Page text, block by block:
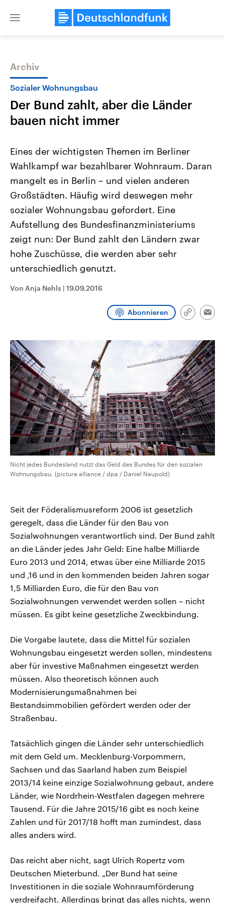
Close
Themen
Landtagswahl Sachsen-Anhalt
2026
Alle Informationen
Sachsen-Anhalt wählt am 6.
September 2026 einen neuen
Landtag. Seit 2021 wird das
Bundesland von einer Koalition aus
CDU, SPD und FDP regiert.-
Umfragen, Prognosen,
Wahlprogramme, aktuelle Berichte
und Hintergründe zu den Parteien
und Kandidaten der anstehenden
Wahl.
USA
Aktuelle Beiträge,
Wirtschaftlich und
gehören die Vereinigten
den mächtigsten Ländern
mit großem Einfluss auf
Sendungen Programm Podcasts
Archiv
Sozialer Wohnungsbau
Der Bund zahlt, aber die Länder
bauen nicht immer
Eines der wichtigsten Themen im Berliner
Wahlkampf war bezahlbarer Wohnraum. Daran
mangelt es in Berlin – und vielen anderen
Großstädten. Häufig wird deswegen mehr
sozialer Wohnungsbau gefordert. Eine
Aufstellung des Bundesfinanzministeriums
zeigt nun: Der Bund zahlt den Ländern zwar
hohe Zuschüsse, die werden aber sehr
unterschiedlich genutzt.
Von Anja Nehls | 19.09.2016
Abonnieren
Link
Nicht jedes Bundesland nutzt das Geld des Bundes für den sozialen
Wohnungsbau. (picture alliance / dpa / Daniel Naupold)
Seit der Föderalismusreform 2006 ist gesetzlich
geregelt, dass die Länder für den Bau von
Sozialwohnungen verantwortlich sind. Der Bund zahlt
an die Länder jedes Jahr Geld: Eine halbe Milliarde
Euro 2013 und 2014, etwas über eine Milliarde 2015
und ‚16 und in den kommenden beiden Jahren sogar
1,5 Milliarden Euro, die für den Bau von
Sozialwohnungen verwendet werden sollen – nicht
müssen. Es gibt keine gesetzliche Zweckbindung.
Die Vorgabe lautete, dass die Mittel für sozialen
Wohnungsbau eingesetzt werden sollen, mindestens
aber für investive Maßnahmen eingesetzt werden
müssen. Also theoretisch können auch
Modernisierungsmaßnahmen bei
Bestandsimmobilien gefördert werden oder der
Straßenbau.
Tatsächlich gingen die Länder sehr unterschiedlich
mit dem Geld um. Mecklenburg-Vorpommern,
Sachsen und das Saarland haben zum Beispiel
2013/14 keine einzige Sozialwohnung gebaut, andere
Länder, wie Nordrhein-Westfalen dagegen mehrere
Tausend. Für die Jahre 2015/16 gibt es noch keine
Zahlen und für 2017/18 hofft man zumindest, dass
alles anders wird.
Das reicht aber nicht, sagt Ulrich Ropertz vom
Deutschen Mieterbund. „Der Bund hat seine
Investitionen in die soziale Wohnraumförderung
verdreifacht. Allerdings bringt das alles nichts, wenn